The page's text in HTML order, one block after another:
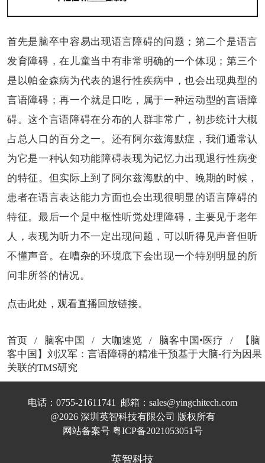
首先是脑卒中容易出现语言障碍的问题；第二个是语言
发育障碍，在儿童当中有非常明确的一个体现；第三个
是以帕金森病为代表的退行性疾病中，也会出现典型的
言语障碍；再一个就是口吃，属于一种运动型的言语障
碍。这个言语障碍在分布的人群非常广，初步统计大概
占总人口的百分之一。还有阿尔兹海默症，我们通常认
为它是一种认知功能障碍表现为记忆力出现退行性病变
的特征。但实际上到了阿尔兹海默的中、晚期的时候，
患者在语言表达能力方面也会出现很明显的语言障碍的
特征。最后一个是中枢性听觉处理障碍，主要见于老年
人，表现为听力不一定出现问题，可以听得见声音但听
不懂声音。在嘈杂的环境底下会出现一个特别明显的所
问非所答的情况。
点击此处，观看直播回放链接。
首页 / 脑客中国 / 大咖速览 / 脑客中国•医疗 / 【脑
客中国】刘汉军：言语障碍的精准干预基于大脑-行为因果
关联的TMS研究
电话：0755-21611741  邮箱：sales@yingchitech.com
@2026 深圳英智科技有限公司 版权所有
网站备案号 粤ICP备2021053051号
英智科技